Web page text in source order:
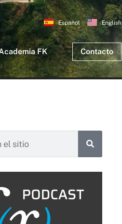
Español English
FK Contacto